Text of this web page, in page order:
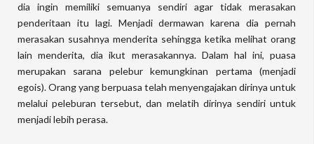
dia ingin memiliki semuanya sendiri agar tidak merasakan
penderitaan itu lagi. Menjadi dermawan karena dia pernah
merasakan susahnya menderita sehingga ketika melihat orang
lain menderita, dia ikut merasakannya. Dalam hal ini, puasa
merupakan sarana pelebur kemungkinan pertama (menjadi
egois). Orang yang berpuasa telah menyengajakan dirinya untuk
melalui peleburan tersebut, dan melatih dirinya sendiri untuk
menjadi lebih perasa.